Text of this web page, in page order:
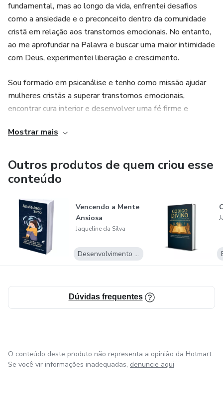
fundamental, mas ao longo da vida, enfrentei desafios
como a ansiedade e o preconceito dentro da comunidade
cristã em relação aos transtornos emocionais. No entanto,
ao me aprofundar na Palavra e buscar uma maior intimidade
com Deus, experimentei liberação e crescimento.
Sou formado em psicanálise e tenho como missão ajudar
mulheres cristãs a superar transtornos emocionais,
encontrar cura interior e desenvolver uma fé firme e
conteúdos inspiradores, compartilho ensinamentos que
proporcionando transformação para mulheres que desejam
viver com equilíbrio emocional e espiritual.
Também me dedico a apoiar mães de crianças autistas,
oferecendo motivação, dicas práticas e fortalecimento da
fé para que possam enfrentar os desafios diários com amor
e esperança. Acredito que é possível ter emoções sob
controle, vencer medos e inseguranças e viver uma vida
plena na presença de Deus.
Mostrar mais
Outros produtos de quem criou esse
conteúdo
Vencendo a Mente
Ansiosa
Jaqueline da Silva
Desenvolvimento Pessoal
Dúvidas frequentes
O conteúdo deste produto não representa a opinião da Hotmart.
Se você vir informações inadequadas, denuncie aqui